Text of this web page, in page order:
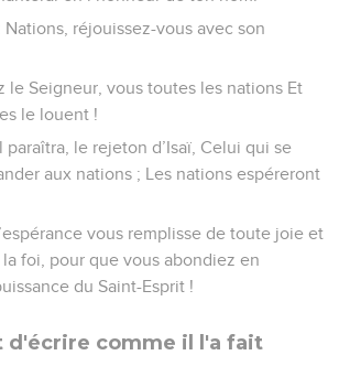
réjouissez-vous avec son
le Seigneur, vous toutes les nations Et
le louent !
paraîtra, le rejeton d’Isaï, Celui qui se
aux nations ; Les nations espéreront
vous remplisse de toute joie et
foi, pour que vous abondiez en
du Saint-Esprit !
d'écrire comme il l'a fait